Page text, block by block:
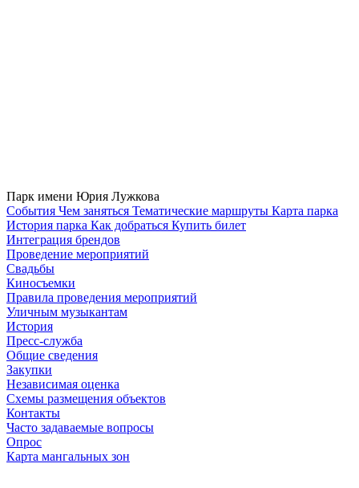
Парк имени Юрия Лужкова
Cобытия Чем заняться Тематические маршруты Карта парка
История парка Как добраться Купить билет
Интеграция брендов
Проведение мероприятий
Свадьбы
Киносъемки
Правила проведения мероприятий
Уличным музыкантам
История
Пресс-служба
Общие сведения
Закупки
Независимая оценка
Схемы размещения объектов
Контакты
Часто задаваемые вопросы
Опрос
Карта мангальных зон